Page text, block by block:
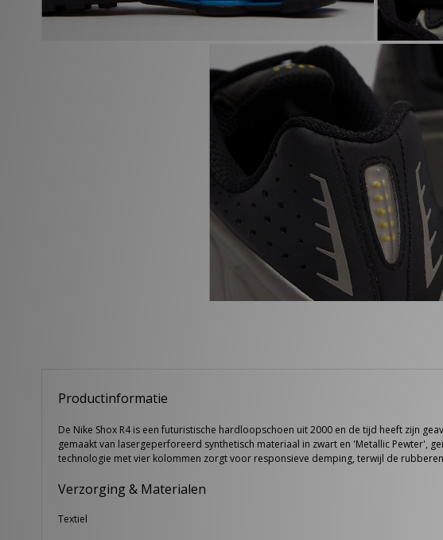
Productinformatie
De Nike Shox R4 is een futuristische hardloopschoen uit 2000 en de tijd heeft zijn
gemaakt van lasergeperforeerd synthetisch materiaal in zwart en 'Metallic Pewter',
technologie met vier kolommen zorgt voor responsieve demping, terwijl de
Verzorging & Materialen
Textiel